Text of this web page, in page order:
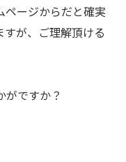
ページからだと確実
が、ご理解頂ける
がですか？